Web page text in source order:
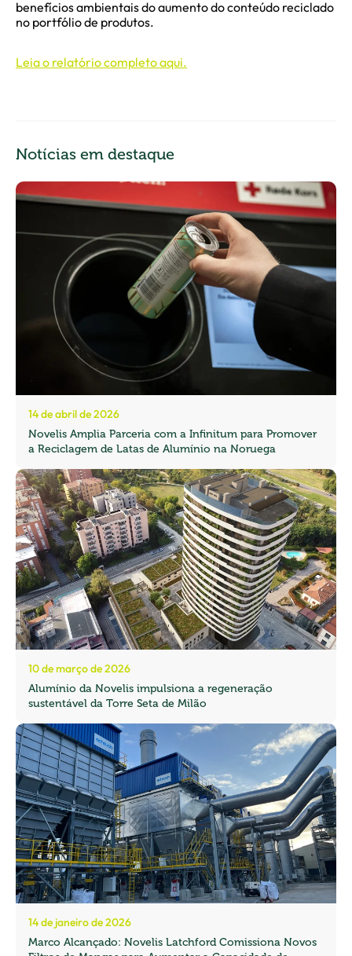
benefícios ambientais do aumento do conteúdo reciclado
no portfólio de produtos.
Leia o relatório completo aqui.
Notícias em destaque
14 de abril de 2026
Novelis Amplia Parceria com a Infinitum para Promover
a Reciclagem de Latas de Alumínio na Noruega
10 de março de 2026
Alumínio da Novelis impulsiona a regeneração
sustentável da Torre Seta de Milão
14 de janeiro de 2026
Marco Alcançado: Novelis Latchford Comissiona Novos